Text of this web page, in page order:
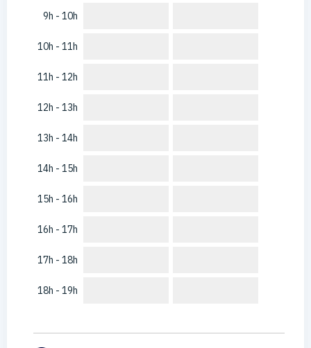
9h - 10h
10h - 11h
11h - 12h
12h - 13h
13h - 14h
14h - 15h
15h - 16h
16h - 17h
17h - 18h
18h - 19h